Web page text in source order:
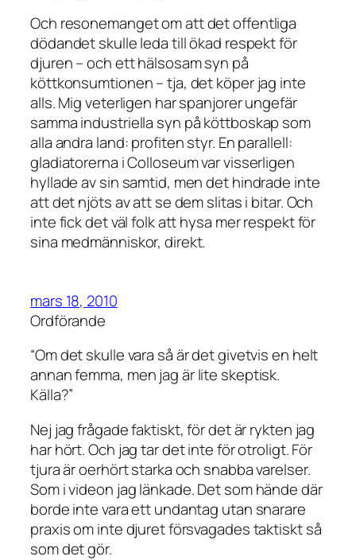
Och resonemanget om att det offentliga
dödandet skulle leda till ökad respekt för
djuren – och ett hälsosam syn på
köttkonsumtionen – tja, det köper jag inte
alls. Mig veterligen har spanjorer ungefär
samma industriella syn på köttboskap som
alla andra land: profiten styr. En parallell:
gladiatorerna i Colloseum var visserligen
hyllade av sin samtid, men det hindrade inte
att det njöts av att se dem slitas i bitar. Och
inte fick det väl folk att hysa mer respekt för
sina medmänniskor, direkt.
mars 18, 2010
Ordförande
“Om det skulle vara så är det givetvis en helt
annan femma, men jag är lite skeptisk.
Källa?”
Nej jag frågade faktiskt, för det är rykten jag
har hört. Och jag tar det inte för otroligt. För
tjura är oerhört starka och snabba varelser.
Som i videon jag länkade. Det som hände där
borde inte vara ett undantag utan snarare
praxis om inte djuret försvagades taktiskt så
som det gör.